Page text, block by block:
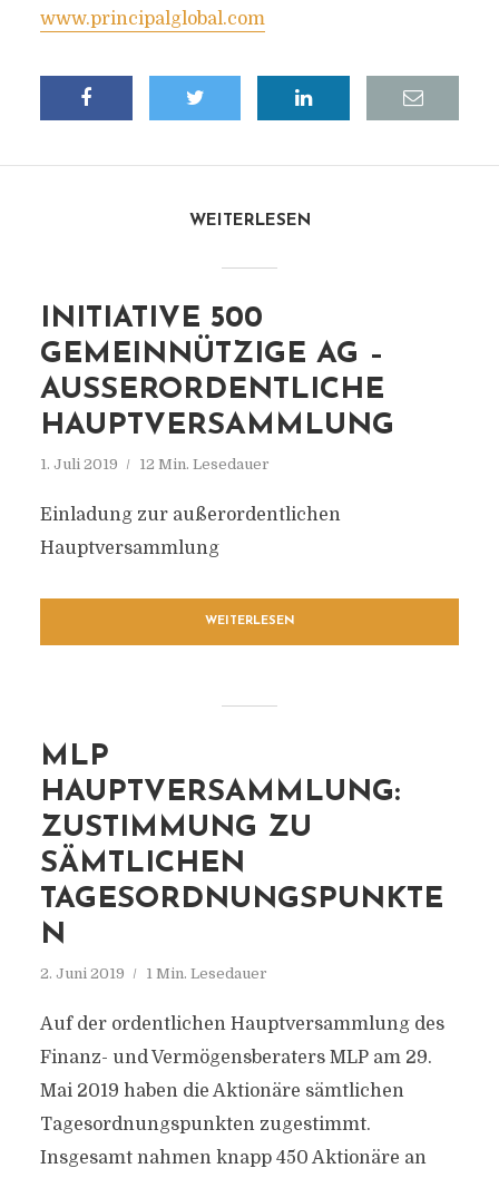
www.principalglobal.com
WEITERLESEN
INITIATIVE 500
GEMEINNÜTZIGE AG –
AUSSERORDENTLICHE H
AUPTVERSAMMLUNG
1. Juli 2019 12 Min. Lesedauer
Einladung zur außerordentlichen
Hauptversammlung
WEITERLESEN
MLP
HAUPTVERSAMMLUNG:
ZUSTIMMUNG ZU
SÄMTLICHEN
TAGESORDNUNGSPUNKTE
N
2. Juni 2019 1 Min. Lesedauer
Auf der ordentlichen Hauptversammlung des
Finanz- und Vermögensberaters MLP am 29.
Mai 2019 haben die Aktionäre sämtlichen
Tagesordnungspunkten zugestimmt.
Insgesamt nahmen knapp 450 Aktionäre an